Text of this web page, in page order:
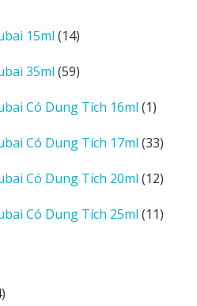
15ml 1414
phẩm
35ml 5959
phẩm
Có Dung Tích 16ml 11
phẩm
Có Dung Tích 17ml 3333
phẩm
Có Dung Tích 20ml 1212
phẩm
Có Dung Tích 25ml 1111
4